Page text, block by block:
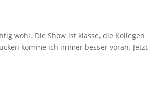
wohl. Die Show ist klasse, die Kollegen
komme ich immer besser voran. Jetzt